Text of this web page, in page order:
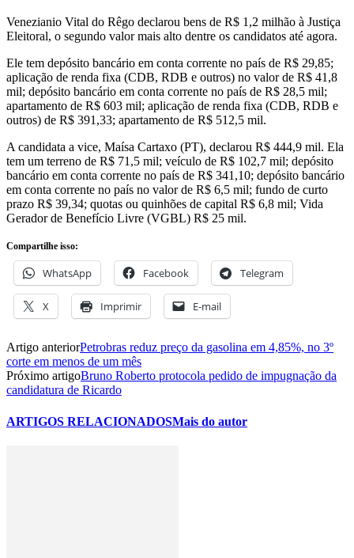
Venezianio Vital do Rêgo declarou bens de R$ 1,2 milhão à Justiça
Eleitoral, o segundo valor mais alto dentre os candidatos até agora.
Ele tem depósito bancário em conta corrente no país de R$ 29,85;
aplicação de renda fixa (CDB, RDB e outros) no valor de R$ 41,8
mil; depósito bancário em conta corrente no país de R$ 28,5 mil;
apartamento de R$ 603 mil; aplicação de renda fixa (CDB, RDB e
outros) de R$ 391,33; apartamento de R$ 512,5 mil.
A candidata a vice, Maísa Cartaxo (PT), declarou R$ 444,9 mil. Ela
tem um terreno de R$ 71,5 mil; veículo de R$ 102,7 mil; depósito
bancário em conta corrente no país de R$ 341,10; depósito bancário
em conta corrente no país no valor de R$ 6,5 mil; fundo de curto
prazo R$ 39,34; quotas ou quinhões de capital R$ 6,8 mil; Vida
Gerador de Benefício Livre (VGBL) R$ 25 mil.
Compartilhe isso:
WhatsApp Facebook Telegram
X Imprimir E-mail
Artigo anteriorPetrobras reduz preço da gasolina em 4,85%, no 3º
corte em menos de um mês
Próximo artigoBruno Roberto protocola pedido de impugnação da
candidatura de Ricardo
ARTIGOS RELACIONADOSMais do autor